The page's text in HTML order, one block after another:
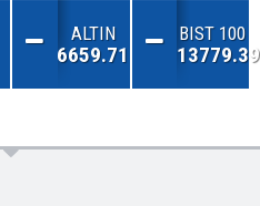
ALTIN
6659.71
BIST 100
13779.39